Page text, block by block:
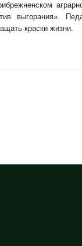
выгорания».
краски жизни.